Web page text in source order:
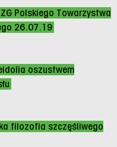
Polskiego Towarzystwa
26.07.19
oszustwem
filozofia szczęśliwego